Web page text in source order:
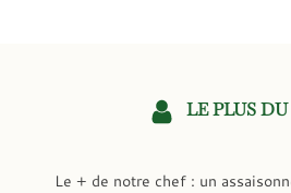
LE PLUS
Le + de notre chef : un